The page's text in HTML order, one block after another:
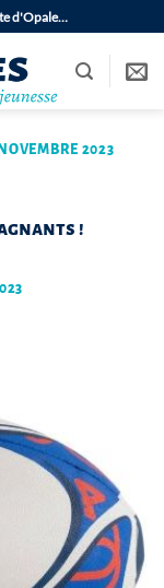
d'Opale…
NOVEMBRE 2023
!